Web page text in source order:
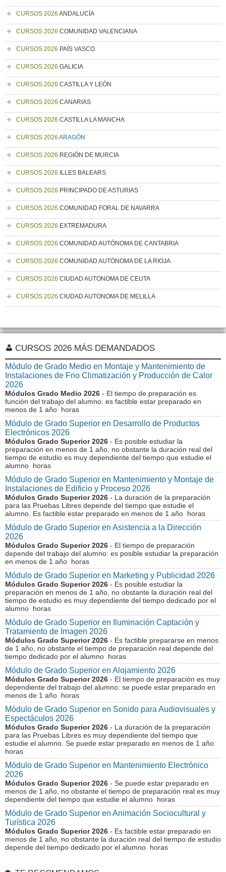
CURSOS 2026 ANDALUCÍA
CURSOS 2026 COMUNIDAD VALENCIANA
CURSOS 2026 PAÍS VASCO
CURSOS 2026 GALICIA
CURSOS 2026 CASTILLA Y LEÓN
CURSOS 2026 CANARIAS
CURSOS 2026 CASTILLA LA MANCHA
CURSOS 2026 ARAGÓN
CURSOS 2026 REGIÓN DE MURCIA
CURSOS 2026 ILLES BALEARS
CURSOS 2026 PRINCIPADO DE ASTURIAS
CURSOS 2026 COMUNIDAD FORAL DE NAVARRA
CURSOS 2026 EXTREMADURA
CURSOS 2026 COMUNIDAD AUTÓNOMA DE CANTABRIA
CURSOS 2026 COMUNIDAD AUTÓNOMA DE LA RIOJA
CURSOS 2026 CIUDAD AUTONOMA DE CEUTA
CURSOS 2026 CIUDAD AUTONOMA DE MELILLA
CURSOS 2026 MÁS DEMANDADOS
Módulo de Grado Medio en Montaje y Mantenimiento de
Instalaciones de Frio Climatización y Producción de Calor
2026
Módulos Grado Medio 2026 - El tiempo de preparación es
función del trabajo del alumno: es factible estar preparado en
menos de 1 año horas
Módulo de Grado Superior en Desarrollo de Productos
Electrónicos 2026
Módulos Grado Superior 2026 - Es posible estudiar la
preparación en menos de 1 año, no obstante la duración real del
tiempo de estudio es muy dependiente del tiempo que estudie el
alumno horas
Módulo de Grado Superior en Mantenimiento y Montaje de
Instalaciones de Edificio y Proceso 2026
Módulos Grado Superior 2026 - La duración de la preparación
para las Pruebas Libres depende del tiempo que estudie el
alumno. Es factible estar preparado en menos de 1 año horas
Módulo de Grado Superior en Asistencia a la Dirección
2026
Módulos Grado Superior 2026 - El tiempo de preparación
depende del trabajo del alumno: es posible estudiar la preparación
en menos de 1 año horas
Módulo de Grado Superior en Marketing y Publicidad 2026
Módulos Grado Superior 2026 - Es posible estudiar la
preparación en menos de 1 año, no obstante la duración real del
tiempo de estudio es muy dependiente del tiempo dedicado por el
alumno horas
Módulo de Grado Superior en Iluminación Captación y
Tratamiento de Imagen 2026
Módulos Grado Superior 2026 - Es factible prepararse en menos
de 1 año, no obstante el tiempo de preparación real depende del
tiempo dedicado por el alumno horas
Módulo de Grado Superior en Alojamiento 2026
Módulos Grado Superior 2026 - El tiempo de preparación es muy
dependiente del trabajo del alumno: se puede estar preparado en
menos de 1 año horas
Módulo de Grado Superior en Sonido para Audiovisuales y
Espectáculos 2026
Módulos Grado Superior 2026 - La duración de la preparación
para las Pruebas Libres es muy dependiente del tiempo que
estudie el alumno. Se puede estar preparado en menos de 1 año
horas
Módulo de Grado Superior en Mantenimiento Electrónico
2026
Módulos Grado Superior 2026 - Se puede estar preparado en
menos de 1 año, no obstante el tiempo de preparación real es muy
dependiente del tiempo que estudie el alumno horas
Módulo de Grado Superior en Animación Sociocultural y
Turística 2026
Módulos Grado Superior 2026 - Es factible estar preparado en
menos de 1 año, no obstante la duración real del tiempo de estudio
depende del tiempo dedicado por el alumno horas